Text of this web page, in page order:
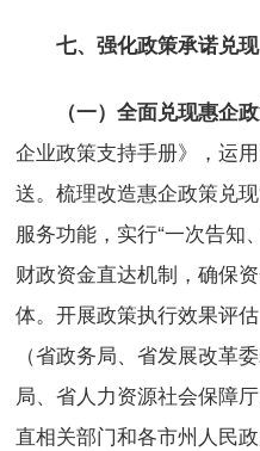
七、强化政策承诺兑现
（一）全面兑现惠企政
企业政策支持手册》，运
送。梳理改造惠企政策兑
服务功能，实行“一次告知
财政资金直达机制，确保
体。开展政策执行效果评
（省政务局、省发展改革
局、省人力资源社会保障
直相关部门和各市州人民